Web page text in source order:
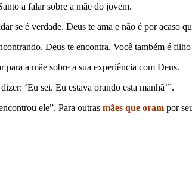
a falar sobre a mãe do jovem.
se é verdade. Deus te ama e não é por acaso
Deus te encontra. Você também é filho
a mãe sobre a sua experiência com Deus.
‘Eu sei. Eu estava orando esta manhã’”.
ele”. Para outras mães que oram por